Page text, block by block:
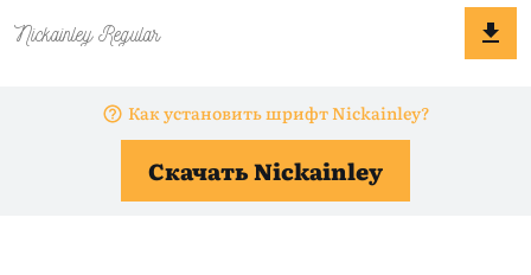
Как установить шрифт Nickainley?
Скачать Nickainley